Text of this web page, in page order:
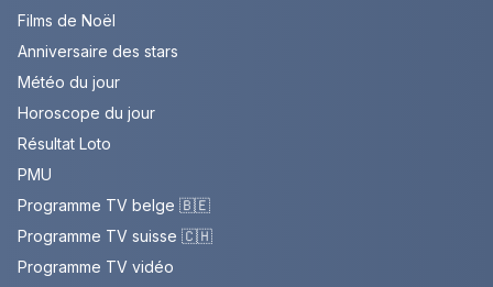
Films de Noël
Anniversaire des stars
Météo du jour
Horoscope du jour
Résultat Loto
PMU
Programme TV belge 🇧🇪
Programme TV suisse 🇨🇭
Programme TV vidéo